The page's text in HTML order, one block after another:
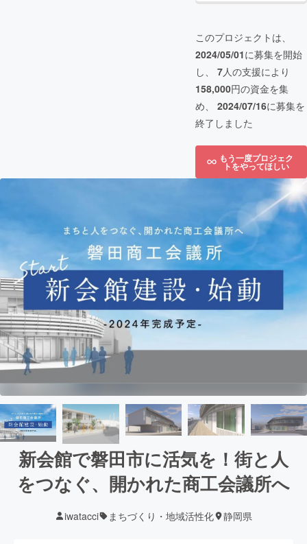
このプロジェクトは、
2024/05/01に募集を開始
し、 7人の支援により
158,000円の資金を集
め、 2024/07/16に募集を
終了しました
もう一度プロジェク
トをやってほしい
新会館で磐田市に活気を！街と人
をつなぐ、開かれた商工会議所へ
iwatacci まちづくり・地域活性化 静岡県